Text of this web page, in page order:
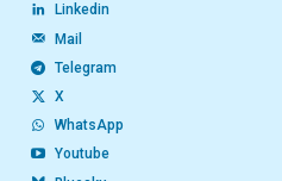
Linkedin
Mail
Telegram
X
WhatsApp
Youtube